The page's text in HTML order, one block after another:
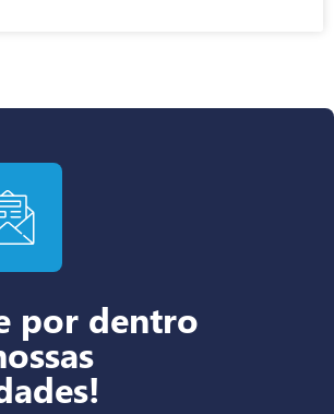
por dentro